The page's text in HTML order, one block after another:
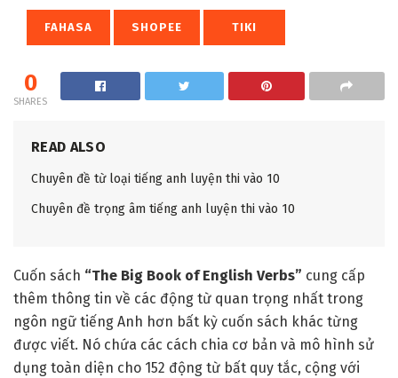
FAHASA SHOPEE TIKI
0
SHARES
READ ALSO
Chuyên đề từ loại tiếng anh luyện thi vào 10
Chuyên đề trọng âm tiếng anh luyện thi vào 10
Cuốn sách “The Big Book of English Verbs” cung cấp
thêm thông tin về các động từ quan trọng nhất trong
ngôn ngữ tiếng Anh hơn bất kỳ cuốn sách khác từng
được viết. Nó chứa các cách chia cơ bản và mô hình sử
dụng toàn diện cho 152 động từ bất quy tắc, cộng với